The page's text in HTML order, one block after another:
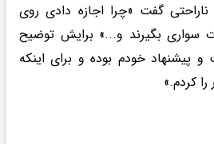
گفت «چرا اجازه دادی روی
سواری بگیرند و...» برایش توضیح
پیشنهاد خودم بوده و برای اینکه
کردم.»